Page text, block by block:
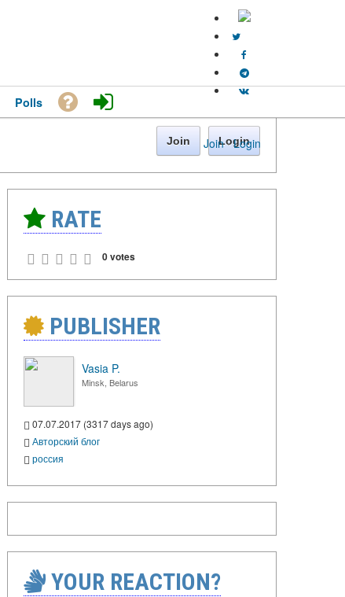
Join · Login
Polls
Join Login
RATE
0 votes
PUBLISHER
Vasia P.
Minsk, Belarus
07.07.2017 (3317 days ago)
Авторский блог
россия
YOUR REACTION?